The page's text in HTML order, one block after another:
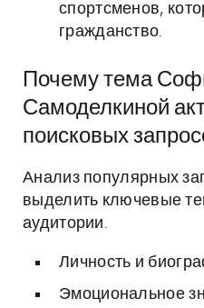
спортсменов,
гражданство.
Почему тема
Самоделкиной
поисковых
Анализ популярных
выделить ключевые
аудитории.
Личность и
Эмоциональное